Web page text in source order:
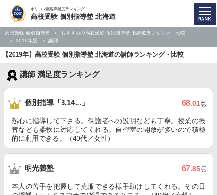
オリコン顧客満足度ランキング
高校受験 個別指導塾 北海道
高校受験 個別指導塾
おすすめの高校受験 個別指導塾 北海道ランキング・比較
2019年版
講師
【2019年】高校受験 個別指導塾 北海道の講師ランキング・比較
講師 満足度ランキング
個別指導「3.14…」 68.01点
熱心に指導して下さる。保護者への説明なども丁寧。授業の振
替なども柔軟に対応してくれる。自習室の開放が多いので積極
的に利用できる。（40代／女性）
明光義塾 67.85点
本人の苦手を把握して克服できる様手助けしてくれる。その日